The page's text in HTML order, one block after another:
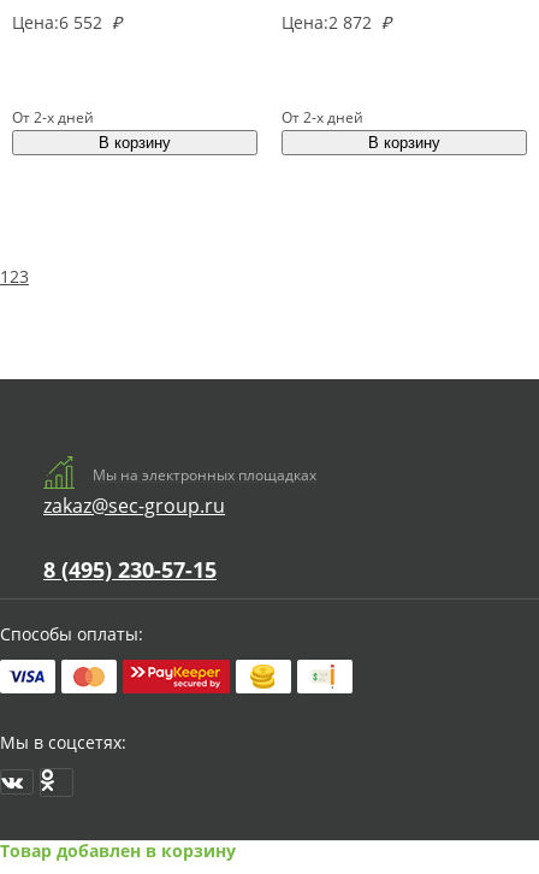
Цена:6 552 ₽
От 2-х дней
Цена:2 872 ₽
От 2-х дней
123
Мы на электронных площадках
zakaz@sec-group.ru
8 (495) 230-57-15
Способы оплаты:
Мы в соцсетях:
Товар добавлен в корзину